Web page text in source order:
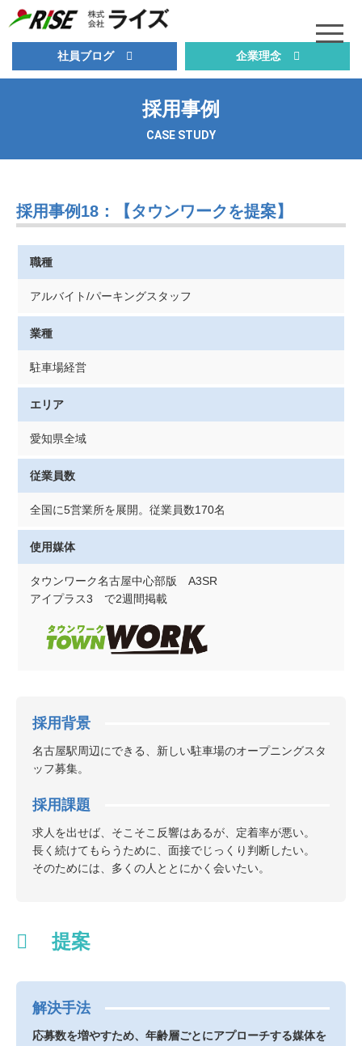
社員ブログ 企業理念
採用事例
CASE STUDY
採用事例18：【タウンワークを提案】
職種
アルバイト/パーキングスタッフ
業種
駐車場経営
エリア
愛知県全域
従業員数
全国に5営業所を展開。従業員数170名
使用媒体
タウンワーク名古屋中心部版 A3SR
アイプラス3 で2週間掲載
採用背景
名古屋駅周辺にできる、新しい駐車場のオープニングスタ
ッフ募集。
採用課題
求人を出せば、そこそこ反響はあるが、定着率が悪い。
長く続けてもらうために、面接でじっくり判断したい。
そのためには、多くの人ととにかく会いたい。
提案
解決手法
応募数を増やすため、年齢層ごとにアプローチする媒体を